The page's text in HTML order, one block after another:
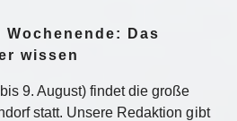
Wochenende: Das
wissen
9. August) findet die große
statt. Unsere Redaktion gibt